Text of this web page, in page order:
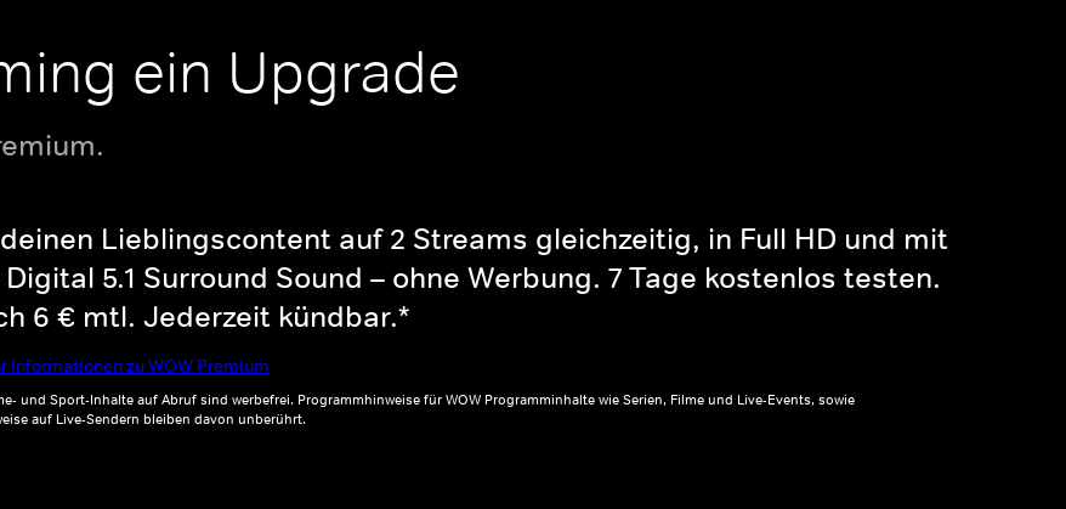
ein Upgrade
Lieblingscontent auf 2 Streams gleichzeitig, in Full HD und mit
Digital 5.1 Surround Sound – ohne Werbung. 7 Tage kostenlos testen.
6 € mtl. Jederzeit kündbar.*
Informationen zu WOW Premium
und Sport-Inhalte auf Abruf sind werbefrei. Programmhinweise für WOW Programminhalte wie Serien, Filme und Live-Events, sowie
auf Live-Sendern bleiben davon unberührt.